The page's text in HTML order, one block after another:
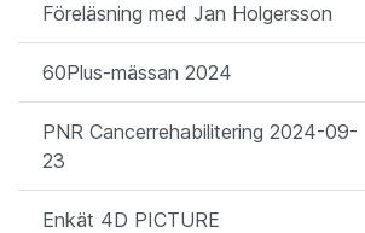
Föreläsning med Jan Holgersson
60Plus-mässan 2024
PNR Cancerrehabilitering 2024-09-
23
Enkät 4D PICTURE